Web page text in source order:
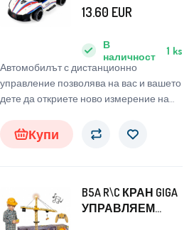
управление
Автомобилът с дистанционно
управление позволява на вас и вашето
дете да откриете ново измерение на
дистанционното и забавлението може
да започне.
В
наличност
1 ks
13.60 EUR
Купи
B5A R\C КРАН GIGA
УПРАВЛЯЕМ